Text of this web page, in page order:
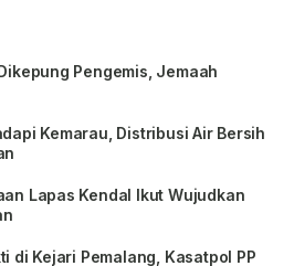
Pengemis, Jemaah
Kemarau, Distribusi Air Bersih
Lapas Kendal Ikut Wujudkan
di Kejari Pemalang, Kasatpol PP